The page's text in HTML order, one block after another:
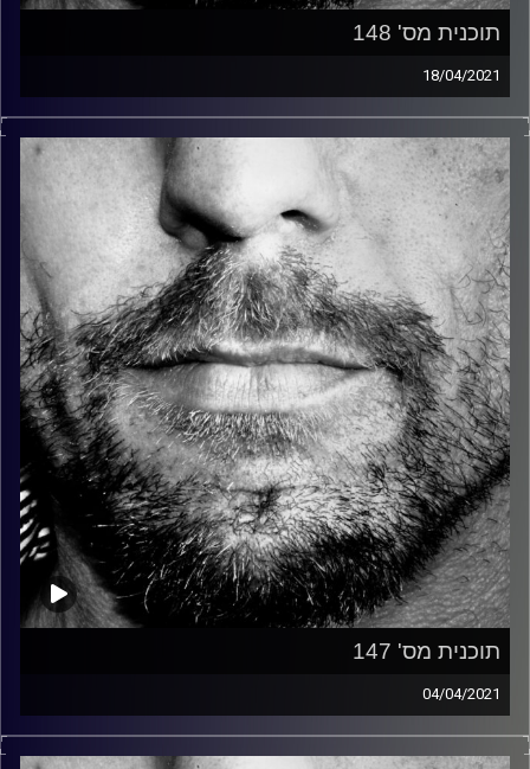
תוכנית מס' 148
18/04/2021
זיפים, מוזיקה מחוספסת של הופעות חיות. הרבה ג'אם, רוק,
בלוז, bluegrass, ג'אז, Fאנק, פרוגרסיב ואפילו אלקטרוניקה.
כל מה שחי, אמיתי ונושם.
עם שמוליק רגב.
קרדיט תמונות: David Goehring
תוכנית מס' 147
04/04/2021
זיפים, מוזיקה מחוספסת של הופעות חיות. הרבה ג'אם, רוק,
בלוז, bluegrass, ג'אז, Fאנק, פרוגרסיב ואפילו אלקטרוניקה.